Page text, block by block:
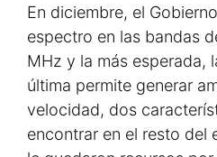
En diciembre, el
espectro en las bandas
MHz y la más esperada,
última permite generar
velocidad, dos
encontrar en el resto del